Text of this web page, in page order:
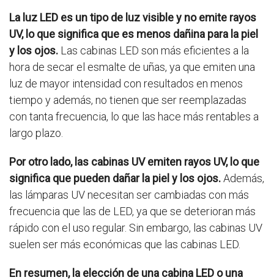
La luz LED es un tipo de luz visible y no emite rayos
UV, lo que significa que es menos dañina para la piel
y los ojos. Las cabinas LED son más eficientes a la
hora de secar el esmalte de uñas, ya que emiten una
luz de mayor intensidad con resultados en menos
tiempo y además, no tienen que ser reemplazadas
con tanta frecuencia, lo que las hace más rentables a
largo plazo.
Por otro lado, las cabinas UV emiten rayos UV, lo que
significa que pueden dañar la piel y los ojos.Además,
las lámparas UV necesitan ser cambiadas con más
frecuencia que las de LED, ya que se deterioran más
rápido con el uso regular. Sin embargo, las cabinas UV
suelen ser más económicas que las cabinas LED.
En resumen, la elección de una cabina LED o una